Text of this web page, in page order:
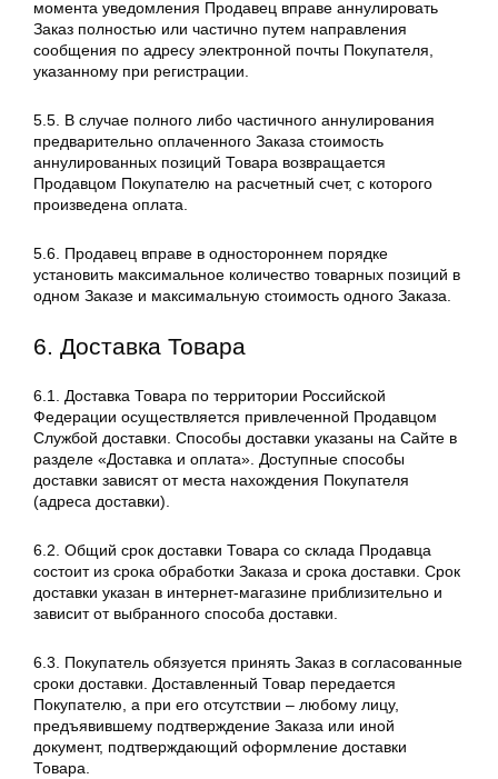
момента уведомления Продавец вправе аннулировать
Заказ полностью или частично путем направления
сообщения по адресу электронной почты Покупателя,
указанному при регистрации.
5.5. В случае полного либо частичного аннулирования
предварительно оплаченного Заказа стоимость
аннулированных позиций Товара возвращается
Продавцом Покупателю на расчетный счет, с которого
произведена оплата.
5.6. Продавец вправе в одностороннем порядке
установить максимальное количество товарных позиций в
одном Заказе и максимальную стоимость одного Заказа.
6. Доставка Товара
6.1. Доставка Товара по территории Российской
Федерации осуществляется привлеченной Продавцом
Службой доставки. Способы доставки указаны на Сайте в
разделе «Доставка и оплата». Доступные способы
доставки зависят от места нахождения Покупателя
(адреса доставки).
6.2. Общий срок доставки Товара со склада Продавца
состоит из срока обработки Заказа и срока доставки. Срок
доставки указан в интернет-магазине приблизительно и
зависит от выбранного способа доставки.
6.3. Покупатель обязуется принять Заказ в согласованные
сроки доставки. Доставленный Товар передается
Покупателю, а при его отсутствии – любому лицу,
предъявившему подтверждение Заказа или иной
документ, подтверждающий оформление доставки
Товара.